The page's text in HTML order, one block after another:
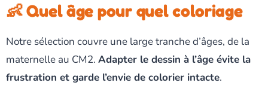
👶 Quel âge pour quel coloriage
Notre sélection couvre une large tranche d’âges, de la
maternelle au CM2. Adapter le dessin à l’âge évite la
frustration et garde l’envie de colorier intacte.